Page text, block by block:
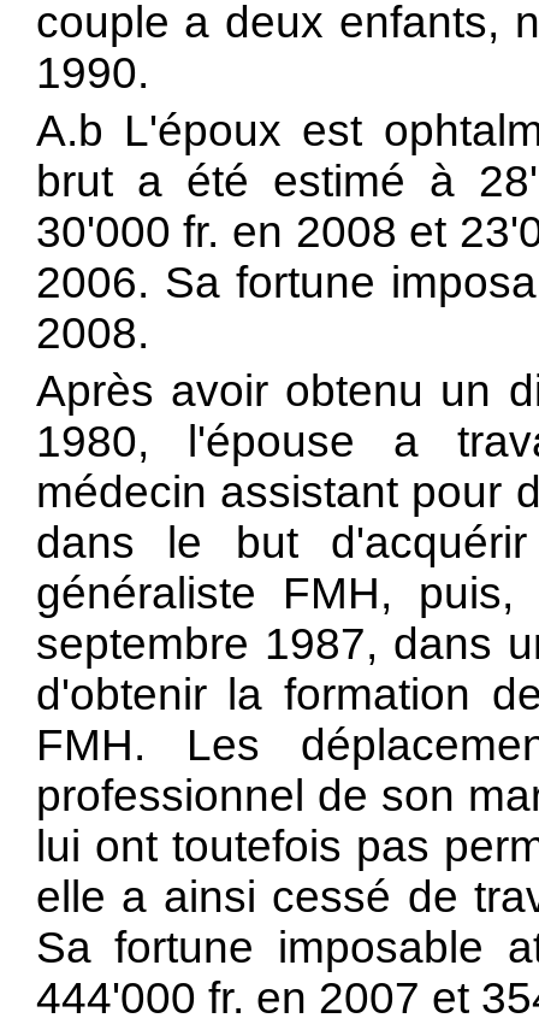
couple a deux enfants,
1990.
A.b L'époux est
brut a été estimé à
30'000 fr. en 2008 et
2006. Sa fortune
2008.
Après avoir obtenu un
1980, l'épouse a
médecin assistant pour
dans le but
généraliste FMH,
septembre 1987, dans
d'obtenir la formation
FMH. Les
professionnel de son
lui ont toutefois pas
elle a ainsi cessé de
Sa fortune imposable
444'000 fr. en 2007 et